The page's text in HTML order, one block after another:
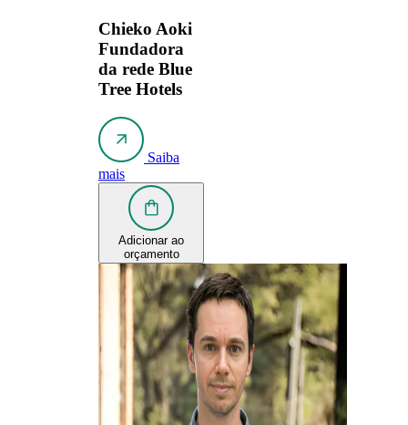
Chieko Aoki
Fundadora
da rede Blue
Tree Hotels
Saiba
mais
Adicionar ao
orçamento